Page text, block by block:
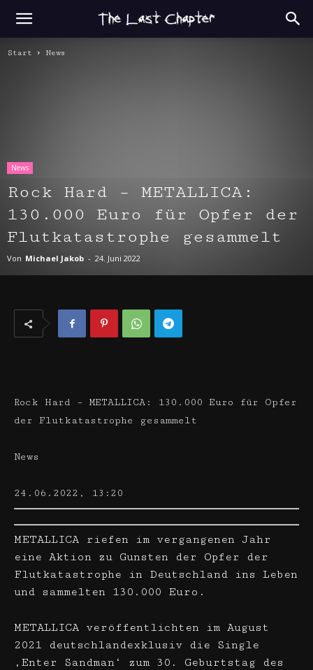
Start News
News
Rock Hard – METALLICA:
130.000 Euro für Opfer der
Flutkatastrophe gesammelt
Von Michael Jakob - 24. Juni 2022
Rock Hard – METALLICA: 130.000 Euro für Opfer
der Flutkatastrophe gesammelt
News
24.06.2022, 13:20
METALLICA riefen im vergangenen Jahr
eine Aktion zu Gunsten der Opfer der
Flutkatastrophe in Deutschland ins Leben
und sammelten 130.000 Euro.
METALLICA veröffentlichten im August
2021 deutschlandexklusiv die Single
‚Enter Sandman‘ zum 30. Geburtstag des